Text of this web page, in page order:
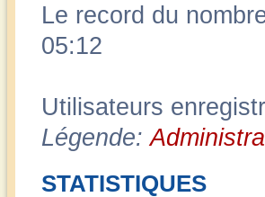
Le record du
05:12
Utilisateurs
Légende:
STATISTIQUES